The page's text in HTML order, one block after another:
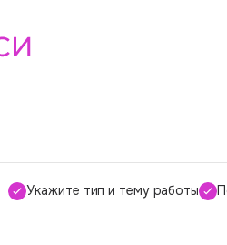
Укажите тип и тему работы